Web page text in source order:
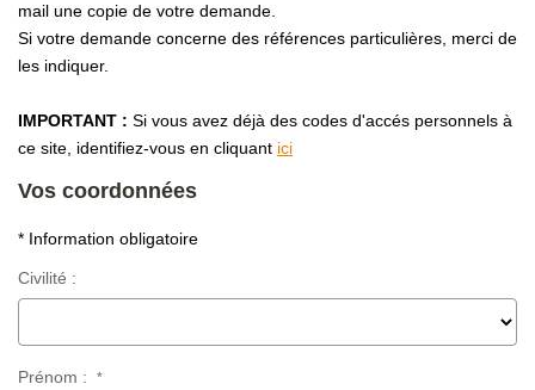
NOTRE ÉQUIPE
mail une copie de votre demande.
Si votre demande concerne des références particulières, merci de
les indiquer.
IMPORTANT : Si vous avez déjà des codes d'accés personnels à
ce site, identifiez-vous en cliquant ici
Vos coordonnées
* Information obligatoire
Civilité :
Prénom : *